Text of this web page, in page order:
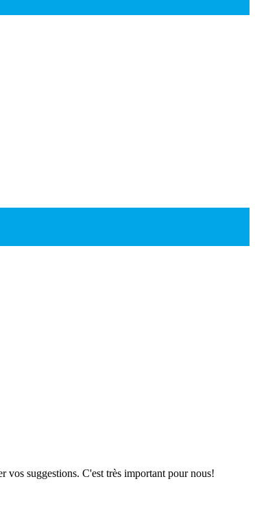
vos suggestions. C'est très important pour nous!